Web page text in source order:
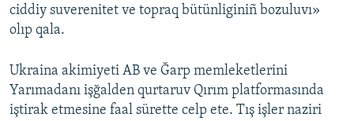
ciddiy suverenitet ve topraq bütünliginiñ bozuluvı»
olıp qala.
Ukraina akimiyeti AB ve Ğarp memleketlerini
Yarımadanı işğalden qurtaruv Qırım platformasında
iştirak etmesine faal sürette celp ete. Tış işler naziri